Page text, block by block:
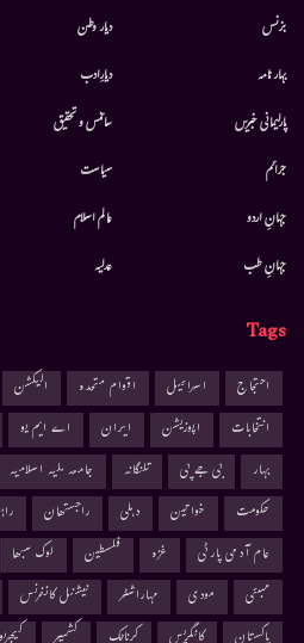
بزنس
بہار نامہ
پارلیمانی خبریں
جرائم
جہانِ اردو
جہانِ طب
دیار وطن
دیارِادب
سائنس و تحقیق
سیاست
عالم اسلام
عدلیہ
Tags
احتجاج اسرائیل اقوام متحدہ الیکشن
انتخابات
اپوزیشن ایران اے ایم یو
بہار
بی جے پی تلنگانہ جامعہ ملیہ اسلامیہ
حکومت
خواتین دہلی راجستھان
عام آدمی پارٹی
غزہ فلسطین لوک سبھا
ممبئی
مودی مہاراشٹر نیشنل کانفرنس